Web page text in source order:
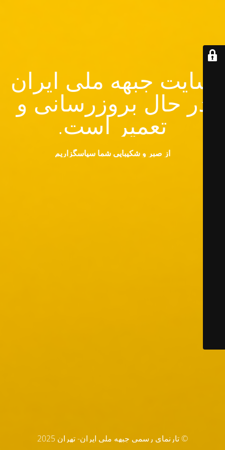
سایت جبهه ملی ایران
در حال بروزرسانی و
تعمیر است.
از صبر و شکیبایی شما سپاسگزاریم
© تارنماي رسمي جبهه ملي ايران- تهران 2025